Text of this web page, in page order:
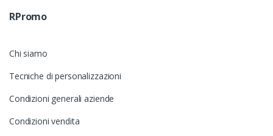
RPromo
Chi siamo
Tecniche di personalizzazioni
Condizioni generali aziende
Condizioni vendita